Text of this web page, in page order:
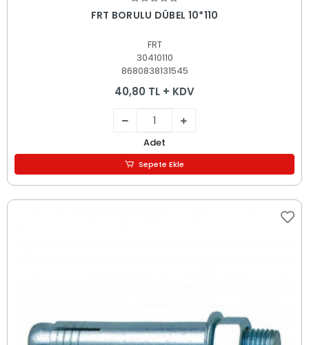
Sepete Ekle
FRT BORULU DÜBEL 10*110
FRT
30410110
8680838131545
40,80 TL + KDV
Adet
Sepete Ekle